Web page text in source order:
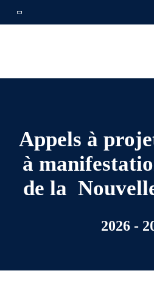
Appels à
à
de la
2026 -